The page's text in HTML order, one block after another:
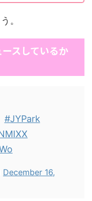
。
スしているか
#JYPark
December 16,